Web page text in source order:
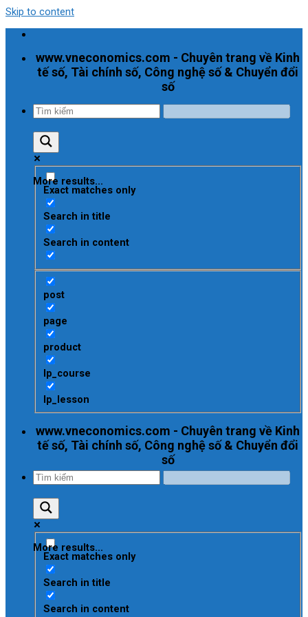
Skip to content
www.vneconomics.com - Chuyên trang về Kinh
tế số, Tài chính số, Công nghệ số & Chuyển đổi
số
More results...
Exact matches only
Search in title
Search in content
post
page
product
lp_course
lp_lesson
www.vneconomics.com - Chuyên trang về Kinh
tế số, Tài chính số, Công nghệ số & Chuyển đổi
số
More results...
Exact matches only
Search in title
Search in content